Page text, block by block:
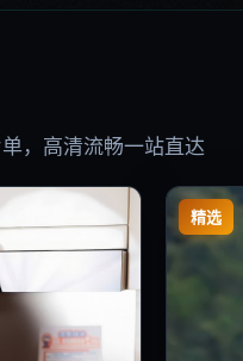
，高清流畅一站直达
精选